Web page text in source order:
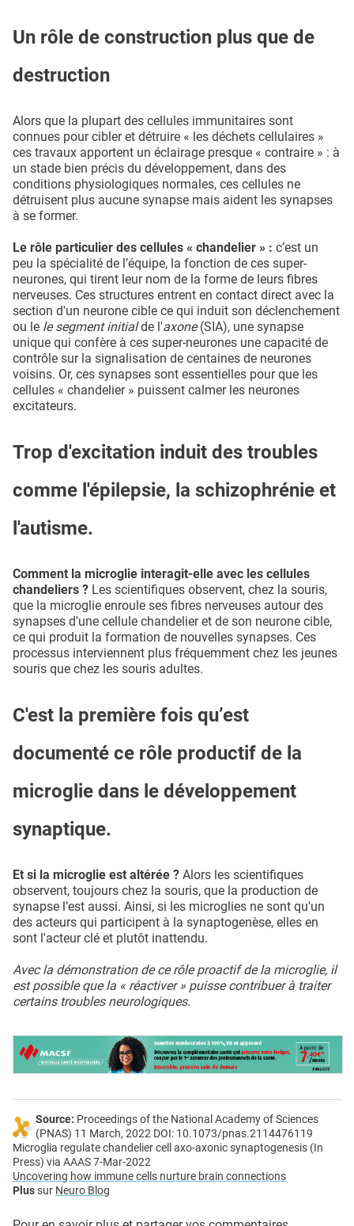
Un rôle de construction plus que de
destruction
Alors que la plupart des cellules immunitaires sont
connues pour cibler et détruire « les déchets cellulaires »
ces travaux apportent un éclairage presque « contraire » : à
un stade bien précis du développement, dans des
conditions physiologiques normales, ces cellules ne
détruisent plus aucune synapse mais aident les synapses
à se former.
Le rôle particulier des cellules « chandelier » : c’est un
peu la spécialité de l’équipe, la fonction de ces super-
neurones, qui tirent leur nom de la forme de leurs fibres
nerveuses. Ces structures entrent en contact direct avec la
section d'un neurone cible ce qui induit son déclenchement
ou le le segment initialde l'axone(SIA), une synapse
unique qui confère à ces super-neurones une capacité de
contrôle sur la signalisation de centaines de neurones
voisins. Or, ces synapses sont essentielles pour que les
cellules « chandelier » puissent calmer les neurones
excitateurs.
Trop d'excitation induit des troubles
comme l'épilepsie, la schizophrénie et
l'autisme.
Comment la microglie interagit-elle avec les cellules
chandeliers ? Les scientifiques observent, chez la souris,
que la microglie enroule ses fibres nerveuses autour des
synapses d'une cellule chandelier et de son neurone cible,
ce qui produit la formation de nouvelles synapses. Ces
processus interviennent plus fréquemment chez les jeunes
souris que chez les souris adultes.
C'est la première fois qu’est
documenté ce rôle productif de la
microglie dans le développement
synaptique.
Et si la microglie est altérée ? Alors les scientifiques
observent, toujours chez la souris, que la production de
synapse l’est aussi. Ainsi, si les microglies ne sont qu'un
des acteurs qui participent à la synaptogenèse, elles en
sont l'acteur clé et plutôt inattendu.
Avec la démonstration de ce rôle proactif de la microglie, il
est possible que la « réactiver » puisse contribuer à traiter
certains troubles neurologiques.
Source: Proceedings of the National Academy of Sciences
(PNAS) 11 March, 2022 DOI: 10.1073/pnas.2114476119
Microglia regulate chandelier cell axo-axonic synaptogenesis (In
Press) via AAAS 7-Mar-2022
Uncovering how immune cells nurture brain connections
Plussur Neuro Blog